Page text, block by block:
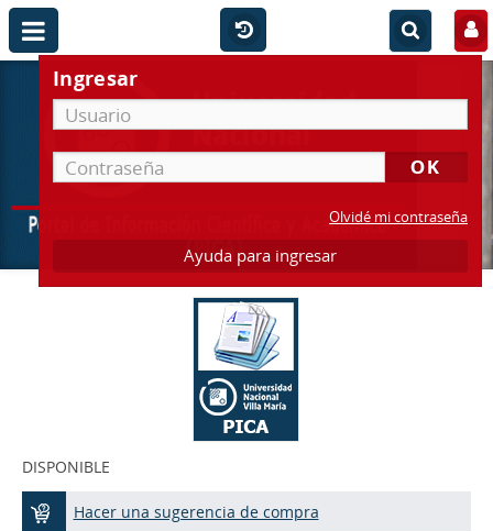
Ingresar
Olvidé mi contraseña
Ayuda para ingresar
DISPONIBLE
Hacer una sugerencia de compra